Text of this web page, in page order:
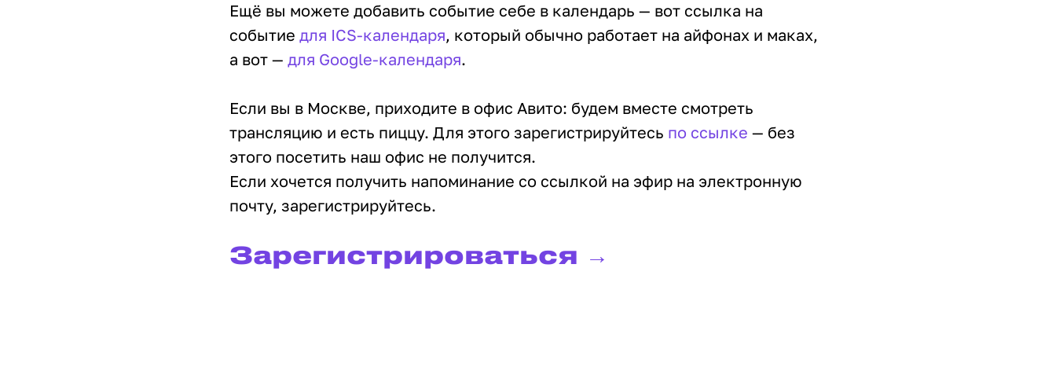
Ещё вы можете добавить событие себе в календарь — вот ссылка на
событие для ICS-календаря, который обычно работает на айфонах и маках,
а вот — для Google-календаря.
Если вы в Москве, приходите в офис Авито: будем вместе смотреть
трансляцию и есть пиццу. Для этого зарегистрируйтесь по ссылке — без
этого посетить наш офис не получится.
Если хочется получить напоминание со ссылкой на эфир на электронную
почту, зарегистрируйтесь.
Зарегистрироваться →